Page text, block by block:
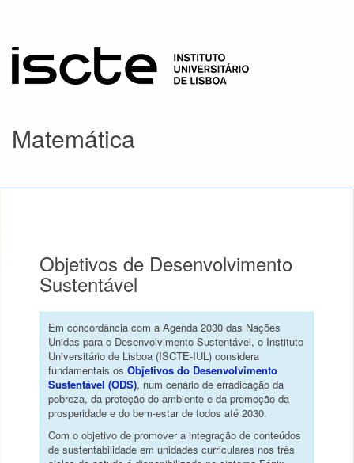
Matemática
Objetivos de Desenvolvimento
Sustentável
Em concordância com a Agenda 2030 das Nações
Unidas para o Desenvolvimento Sustentável, o Instituto
Universitário de Lisboa (ISCTE-IUL) considera
fundamentais os Objetivos do Desenvolvimento
Sustentável (ODS), num cenário de erradicação da
pobreza, da proteção do ambiente e da promoção da
prosperidade e do bem-estar de todos até 2030.
Com o objetivo de promover a integração de conteúdos
de sustentabilidade em unidades curriculares nos três